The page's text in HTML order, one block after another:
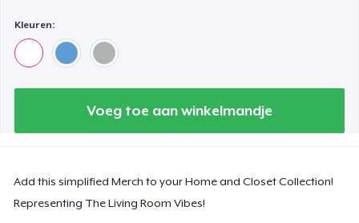
Kleuren:
Voeg toe aan winkelmandje
Add this simplified Merch to your Home and Closet Collection!
Representing The Living Room Vibes!